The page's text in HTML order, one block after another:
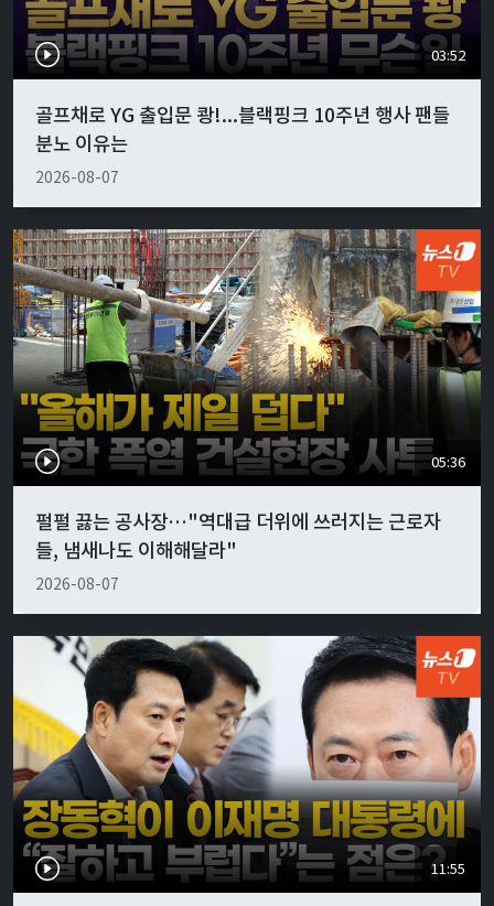
03:52
골프채로 YG 출입문 쾅!...블랙핑크 10주년 행사 팬들
분노 이유는
2026-08-07
05:36
펄펄 끓는 공사장…"역대급 더위에 쓰러지는 근로자
들, 냄새나도 이해해달라"
2026-08-07
11:55